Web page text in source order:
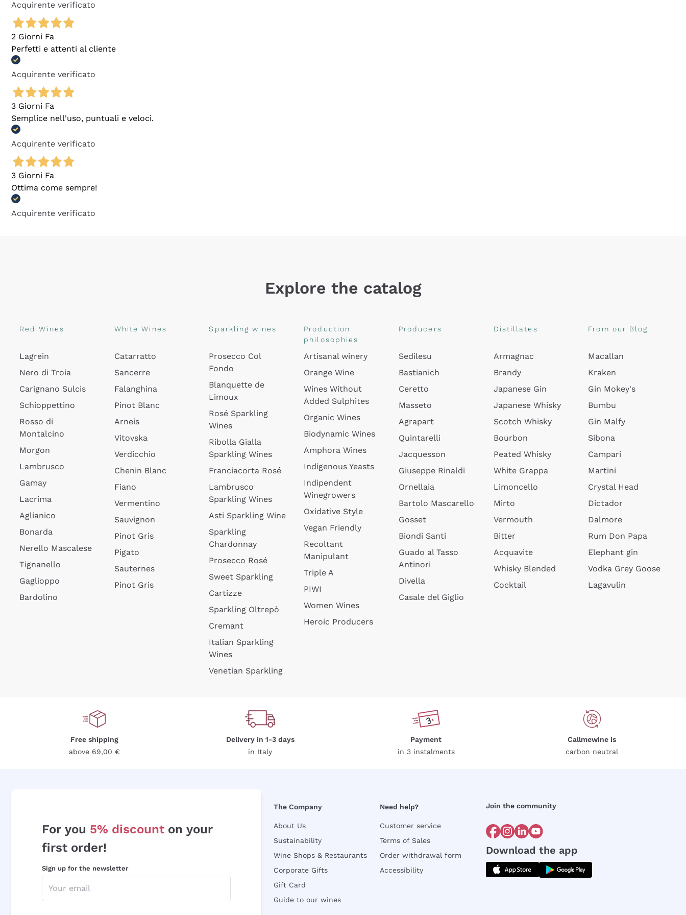
Acquirente verificato
2 Giorni Fa
Perfetti e attenti al cliente
Acquirente verificato
3 Giorni Fa
Semplice nell'uso, puntuali e veloci.
Acquirente verificato
3 Giorni Fa
Ottima come sempre!
Acquirente verificato
Explore the catalog
Red Wines
Lagrein
Nero di Troia
Carignano Sulcis
Schioppettino
Rosso di
Montalcino
Morgon
Lambrusco
Gamay
Lacrima
Aglianico
Bonarda
Nerello Mascalese
Tignanello
Gaglioppo
Bardolino
White Wines
Catarratto
Sancerre
Falanghina
Pinot Blanc
Arneis
Vitovska
Verdicchio
Chenin Blanc
Fiano
Vermentino
Sauvignon
Pinot Gris
Pigato
Sauternes
Pinot Gris
Sparkling wines
Prosecco Col
Fondo
Blanquette de
Limoux
Rosé Sparkling
Wines
Ribolla Gialla
Sparkling Wines
Franciacorta Rosé
Lambrusco
Sparkling Wines
Asti Sparkling Wine
Sparkling
Chardonnay
Prosecco Rosé
Sweet Sparkling
Cartizze
Sparkling Oltrepò
Cremant
Italian Sparkling
Wines
Venetian Sparkling
Production
philosophies
Artisanal winery
Orange Wine
Wines Without
Added Sulphites
Organic Wines
Biodynamic Wines
Amphora Wines
Indigenous Yeasts
Indipendent
Winegrowers
Oxidative Style
Vegan Friendly
Recoltant
Manipulant
Triple A
PIWI
Women Wines
Heroic Producers
Producers
Sedilesu
Bastianich
Ceretto
Masseto
Agrapart
Quintarelli
Jacquesson
Giuseppe Rinaldi
Ornellaia
Bartolo Mascarello
Gosset
Biondi Santi
Guado al Tasso
Antinori
Divella
Casale del Giglio
Distillates
Armagnac
Brandy
Japanese Gin
Japanese Whisky
Scotch Whisky
Bourbon
Peated Whisky
White Grappa
Limoncello
Mirto
Vermouth
Bitter
Acquavite
Whisky Blended
Cocktail
From our Blog
Macallan
Kraken
Gin Mokey's
Bumbu
Gin Malfy
Sibona
Campari
Martini
Crystal Head
Dictador
Dalmore
Rum Don Papa
Elephant gin
Vodka Grey Goose
Lagavulin
Free shipping
above 69,00 €
Delivery in 1-3 days
in Italy
Payment
in 3 instalments
Callmewine is
carbon neutral
For you 5% discount on your
first order!
Sign up for the newsletter
The Company
About Us
Sustainability
Wine Shops & Restaurants
Corporate Gifts
Gift Card
Guide to our wines
Need help?
Customer service
Terms of Sales
Order withdrawal form
Accessibility
Join the community
Download the app